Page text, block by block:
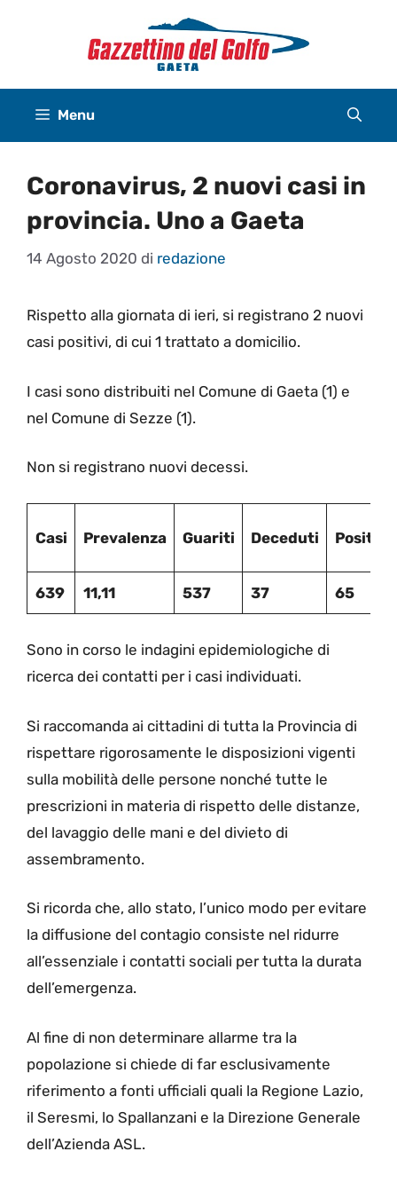
Menu
Coronavirus, 2 nuovi casi in
provincia. Uno a Gaeta
14 Agosto 2020 di redazione
Rispetto alla giornata di ieri, si registrano 2 nuovi
casi positivi, di cui 1 trattato a domicilio.
I casi sono distribuiti nel Comune di Gaeta (1) e
nel Comune di Sezze (1).
Non si registrano nuovi decessi.
Casi Prevalenza Guariti Deceduti Positivi
639 11,11 537 37 65
Sono in corso le indagini epidemiologiche di
ricerca dei contatti per i casi individuati.
Si raccomanda ai cittadini di tutta la Provincia di
rispettare rigorosamente le disposizioni vigenti
sulla mobilità delle persone nonché tutte le
prescrizioni in materia di rispetto delle distanze,
del lavaggio delle mani e del divieto di
assembramento.
Si ricorda che, allo stato, l’unico modo per evitare
la diffusione del contagio consiste nel ridurre
all’essenziale i contatti sociali per tutta la durata
dell’emergenza.
Al fine di non determinare allarme tra la
popolazione si chiede di far esclusivamente
riferimento a fonti ufficiali quali la Regione Lazio,
il Seresmi, lo Spallanzani e la Direzione Generale
dell’Azienda ASL.